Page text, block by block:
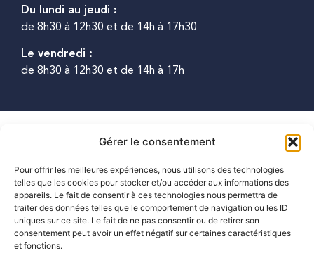
Gérer le consentement
Pour offrir les meilleures expériences, nous utilisons des technologies
telles que les cookies pour stocker et/ou accéder aux informations des
appareils. Le fait de consentir à ces technologies nous permettra de
traiter des données telles que le comportement de navigation ou les ID
uniques sur ce site. Le fait de ne pas consentir ou de retirer son
consentement peut avoir un effet négatif sur certaines caractéristiques
et fonctions.
Du lundi au jeudi :
de 8h30 à 12h30 et de 14h à 17h30
Le vendredi :
de 8h30 à 12h30 et de 14h à 17h
Mentions